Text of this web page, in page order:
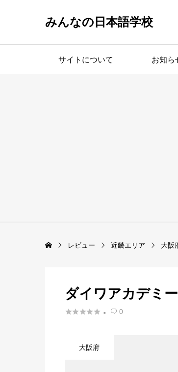
みんなの日本語学校
サイトについて お知ら
レビュー 近畿エリア 大阪
ダイワアカデミ
 -  0
大阪府